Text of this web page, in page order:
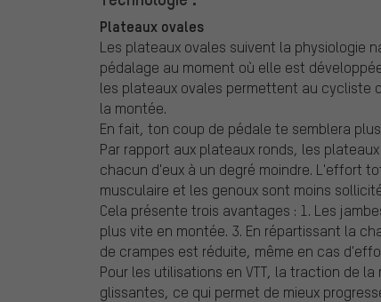
Plateaux ovales
Les plateaux ovales suivent la physiologie
pédalage au moment où elle est
les plateaux ovales permettent au cycliste
la montée.
En fait, ton coup de pédale te semblera
Par rapport aux plateaux ronds, les
chacun d'eux à un degré moindre. L'effort
musculaire et les genoux sont moins
Cela présente trois avantages : 1. Les
plus vite en montée. 3. En répartissant la
de crampes est réduite, même en cas
Pour les utilisations en VTT, la traction de
glissantes, ce qui permet de mieux